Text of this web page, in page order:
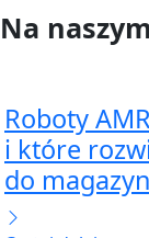
Na
Roboty
i które
do